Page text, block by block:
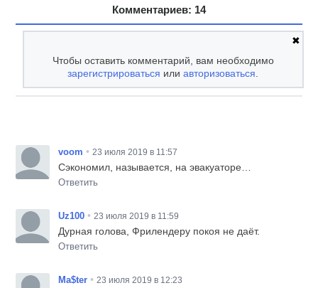
Комментариев: 14
✖
Чтобы оставить комментарий, вам необходимо
зарегистрироваться илиавторизоваться
voom • 23 июля 2019 в 11:57
Сэкономил, называется, на эвакуаторе…
Ответить
Uz100 • 23 июля 2019 в 11:59
Дурная голова, Фрилендеру покоя не даёт.
Ответить
Ma$ter • 23 июля 2019 в 12:23